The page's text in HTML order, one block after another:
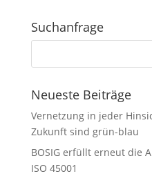
Suchanfrage
Neueste Beiträge
Vernetzung in jeder
Zukunft sind grün-blau
BOSIG erfüllt erneut die
ISO 45001